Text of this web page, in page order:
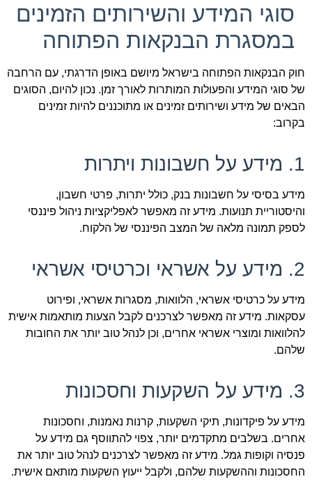
סוגי המידע והשירותים הזמינים
במסגרת הבנקאות הפתוחה
חוק הבנקאות הפתוחה בישראל מיושם באופן הדרגתי, עם הרחבה
של סוגי המידע והפעולות המותרות לאורך זמן. נכון להיום, הסוגים
הבאים של מידע ושירותים זמינים או מתוכננים להיות זמינים
בקרוב:
1. מידע על חשבונות ויתרות
מידע בסיסי על חשבונות בנק, כולל יתרות, פרטי חשבון,
והיסטוריית תנועות. מידע זה מאפשר לאפליקציות ניהול פיננסי
לספק תמונה מלאה של המצב הפיננסי של הלקוח.
2. מידע על אשראי וכרטיסי אשראי
מידע על כרטיסי אשראי, הלוואות, מסגרות אשראי, ופירוט
עסקאות. מידע זה מאפשר לצרכנים לקבל הצעות מותאמות אישית
להלוואות ומוצרי אשראי אחרים, וכן לנהל טוב יותר את החובות
שלהם.
3. מידע על השקעות וחסכונות
מידע על פיקדונות, תיקי השקעות, קרנות נאמנות, וחסכונות
אחרים. בשלבים מתקדמים יותר, צפוי להתווסף גם מידע על
פנסיה וקופות גמל. מידע זה מאפשר לצרכנים לנהל טוב יותר את
החסכונות וההשקעות שלהם, ולקבל ייעוץ השקעות מותאם אישית.